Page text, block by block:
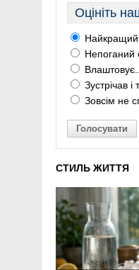
Оцініть
Найкращий
Непоганий
Зустрічав
Зовсім не
Голосувати
СТИЛЬ ЖИТТЯ